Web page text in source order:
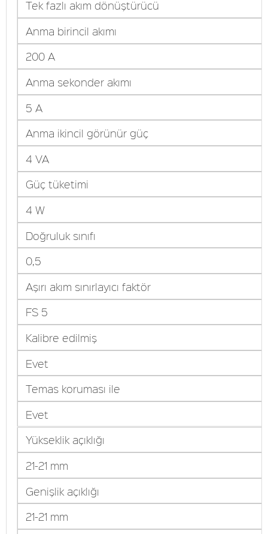
Tek fazlı akım dönüştürücü
Anma birincil akımı
200 A
Anma sekonder akımı
5 A
Anma ikincil görünür güç
4 VA
Güç tüketimi
4 W
Doğruluk sınıfı
0,5
Aşırı akım sınırlayıcı faktör
FS 5
Kalibre edilmiş
Evet
Temas koruması ile
Evet
Yükseklik açıklığı
21-21 mm
Genişlik açıklığı
21-21 mm